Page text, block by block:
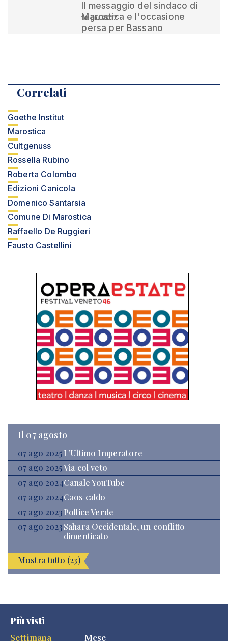
Il messaggio del sindaco di
Marostica e l'occasione
persa per Bassano
12 giu 2017
Correlati
Goethe Institut
Marostica
Cultgenuss
Rossella Rubino
Roberta Colombo
Edizioni Canicola
Domenico Santarsia
Comune Di Marostica
Raffaello De Ruggieri
Fausto Castellini
Il 07 agosto
07 ago 2025 L’Ultimo Imperatore
07 ago 2025Via col veto
07 ago 2024Canale YouTube
07 ago 2024Caos caldo
07 ago 2023Pollice Verde
07 ago 2023Sahara Occidentale, un conflitto
dimenticato
Mostra tutto (23)
Più visti
Settimana
Mese